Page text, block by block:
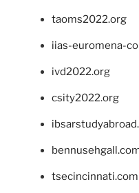
taoms2022.org
iias-euromena-
ivd2022.org
csity2022.org
tsecincinnati.com